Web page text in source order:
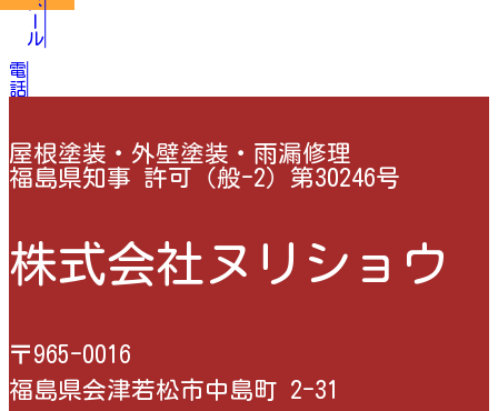
メール
電話
屋根塗装・外壁塗装・雨漏修理
福島県知事 許可（般-2）第30246号
株式会社ヌリショウ
〒965-0016
福島県会津若松市中島町 2-31